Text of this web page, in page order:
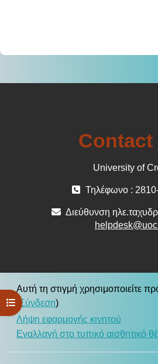
Άνοιγμα ευρετηρίου μαθήματος
Contact
University of
Τηλέφωνο :
Διεύθυνση
Αυτή τη στιγμή χρησιμοποιείτε
Σύνδεση)
Λήψη εφαρμογής κινητού
Εναλλαγή στο τυπικό αισθητικό